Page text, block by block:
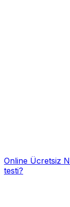
Online Ücretsiz
testi?